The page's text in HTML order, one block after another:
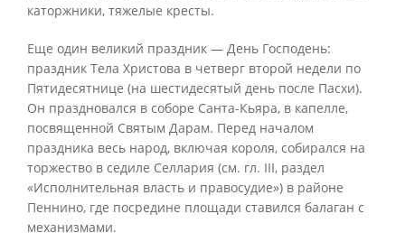
каторжники, тяжелые кресты.
Еще один великий праздник — День Господень:
праздник Тела Христова в четверг второй недели по
Пятидесятнице (на шестидесятый день после Пасхи).
Он праздновался в соборе Санта-Кьяра, в капелле,
посвященной Святым Дарам. Перед началом
праздника весь народ, включая короля, собирался на
торжество в седиле Селлария (см. гл. III, раздел
«Исполнительная власть и правосудие») в районе
Пеннино, где посредине площади ставился балаган с
механизмами.